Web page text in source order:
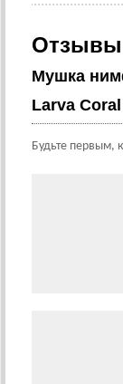
Мушка
Larva Coral
Будьте первым,